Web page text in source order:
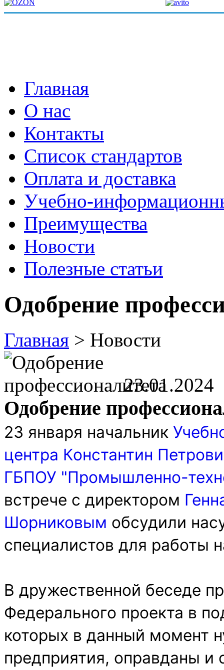
Главная
О нас
Контакты
Список стандартов
Оплата и доставка
Учебно-
Преимущества
Новости
Полезные статьи
Одобрение
Главная > Новости
23.01.2024
Одобрение
23 января начальник
центра Константин
ГБПОУ "Промышленно-
встрече с директором
Шорниковым обсудили
специалистов для работы
В дружественной беседе
Федерального проекта в
которых в данный момент
предприятия, оправданы